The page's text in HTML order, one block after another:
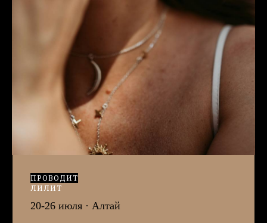
ПРОВОДИТ
ЛИЛИТ
20-26 июля · Алтай